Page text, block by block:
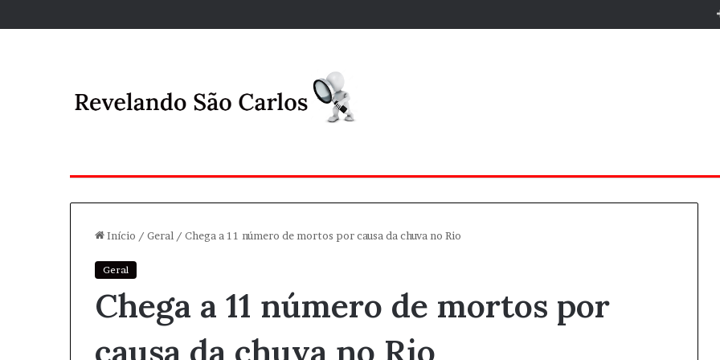
Início / Geral / Chega a 11 número de mortos por causa da chuva no Rio
Geral
Chega a 11 número de mortos por
causa da chuva no Rio